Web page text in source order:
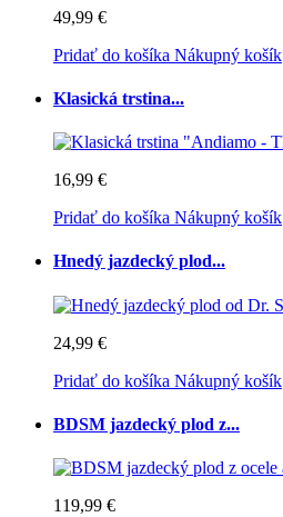
49,99 €
Pridať do košíka Nákupný košík
Klasická trstina...
16,99 €
Pridať do košíka Nákupný košík
Hnedý jazdecký plod...
24,99 €
Pridať do košíka Nákupný košík
BDSM jazdecký plod z...
119,99 €